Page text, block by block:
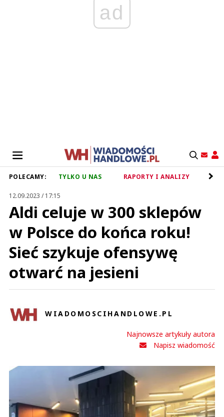
ad
POLECAMY: TYLKO U NAS RAPORTY I ANALIZY
12.09.2023 / 17:15
Aldi celuje w 300 sklepów
w Polsce do końca roku!
Sieć szykuje ofensywę
otwarć na jesieni
WIADOMOSCIHANDLOWE.PL
Najnowsze artykuły autora
Napisz wiadomość